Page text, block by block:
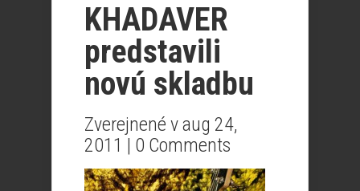
KHADAVER
predstavili
novú skladbu
Zverejnené v aug 24,
2011 | 0 Comments